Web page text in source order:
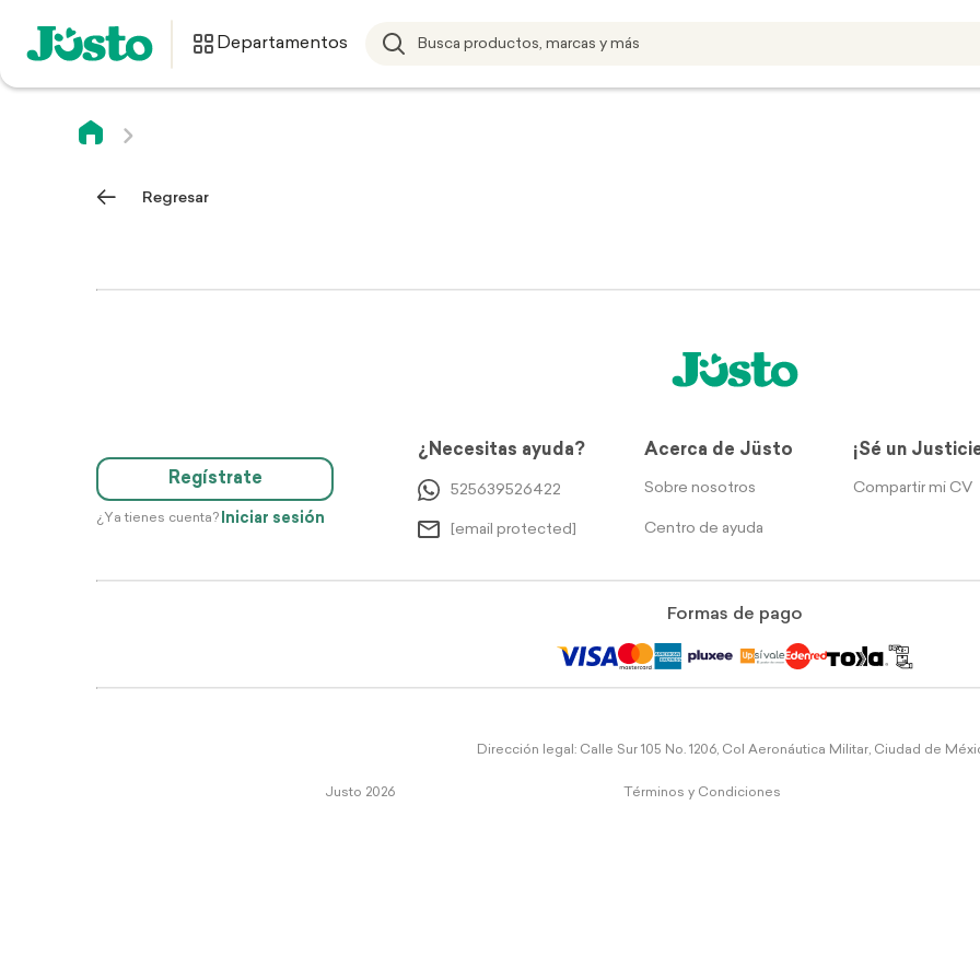
Departamentos
Regresar
Regístrate
¿Ya tienes cuenta? Iniciar sesión
¿Necesitas ayuda?
525639526422
[email protected]
Acerca de Jüsto
Sobre nosotros
Centro de ayuda
¡Sé un
Compartir mi CV
Formas de pago
Dirección legal: Calle Sur 105 No. 1206, Col Aeronáutica Militar, Ciudad de
Justo 2026 Términos y Condiciones